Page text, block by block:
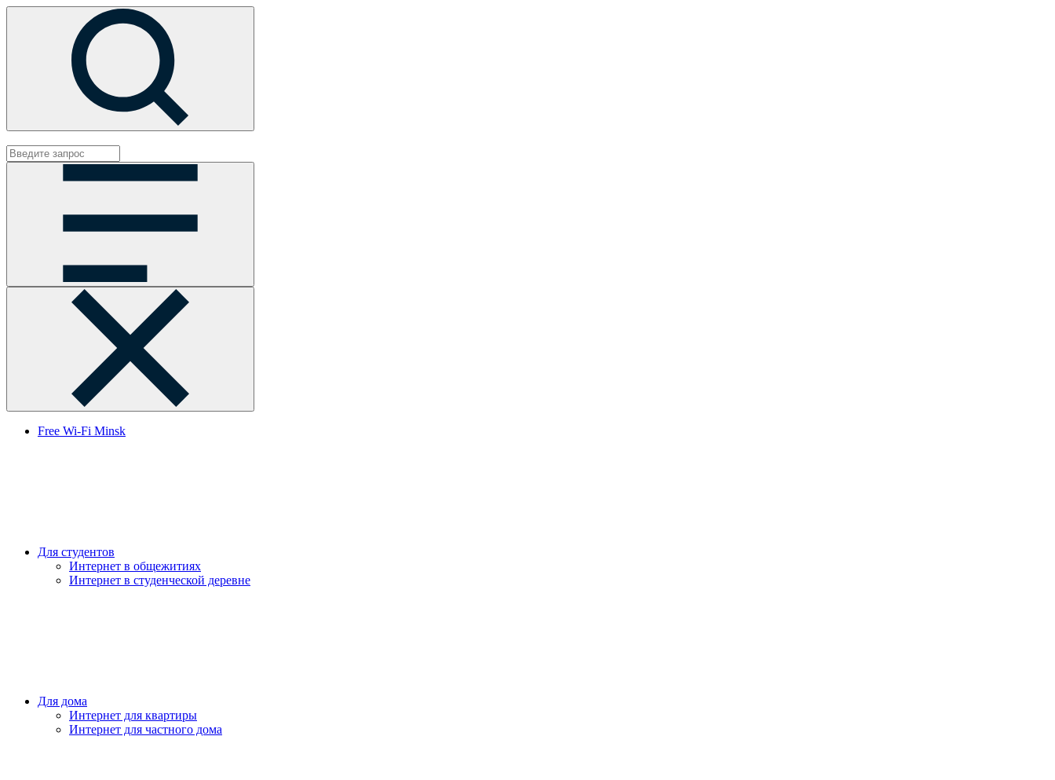
Free Wi-Fi Minsk
Для студентов
Интернет в общежитиях
Интернет в студенческой деревне
Для дома
Интернет для квартиры
Интернет для частного дома